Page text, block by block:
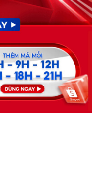
binh và xã hội cấp ngày 30
tháng 12 năm 2019.